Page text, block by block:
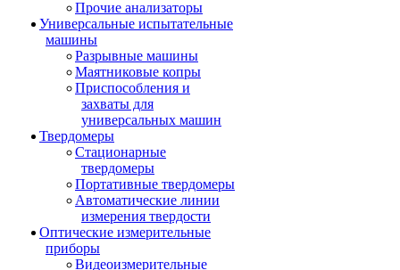
Прочие анализаторы
Универсальные испытательные
машины
Разрывные машины
Маятниковые копры
Приспособления и
захваты для
универсальных машин
Твердомеры
Стационарные
твердомеры
Портативные твердомеры
Автоматические линии
измерения твердости
Оптические измерительные
приборы
Видеоизмерительные